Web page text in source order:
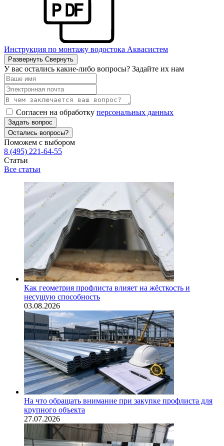
Инструкция по монтажу водостока Аквасистем
Развернуть Свернуть
У вас остались какие-либо вопросы? Задайте их нам
Согласен на обработку персональных данных
Задать вопрос
Остались вопросы?
Поможем с выбором
8 (495) 221-64-55
Статьи
Все статьи
Как геометрия профлиста влияет на жёсткость и
несущую способность
03.08.2026
На что обращать внимание при закупке профлиста для
крупного объекта
27.07.2026